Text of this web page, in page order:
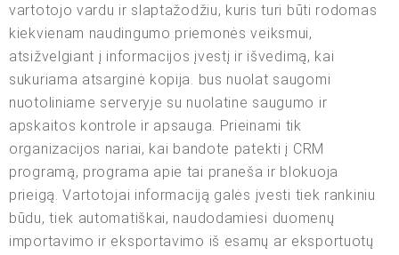
vartotojo vardu ir slaptažodžiu, kuris turi būti rodomas
kiekvienam naudingumo priemonės veiksmui,
atsižvelgiant į informacijos įvestį ir išvedimą, kai
sukuriama atsarginė kopija. bus nuolat saugomi
nuotoliniame serveryje su nuolatine saugumo ir
apskaitos kontrole ir apsauga. Prieinami tik
organizacijos nariai, kai bandote patekti į CRM
programą, programa apie tai praneša ir blokuoja
prieigą. Vartotojai informaciją galės įvesti tiek rankiniu
būdu, tiek automatiškai, naudodamiesi duomenų
importavimo ir eksportavimo iš esamų ar eksportuotų